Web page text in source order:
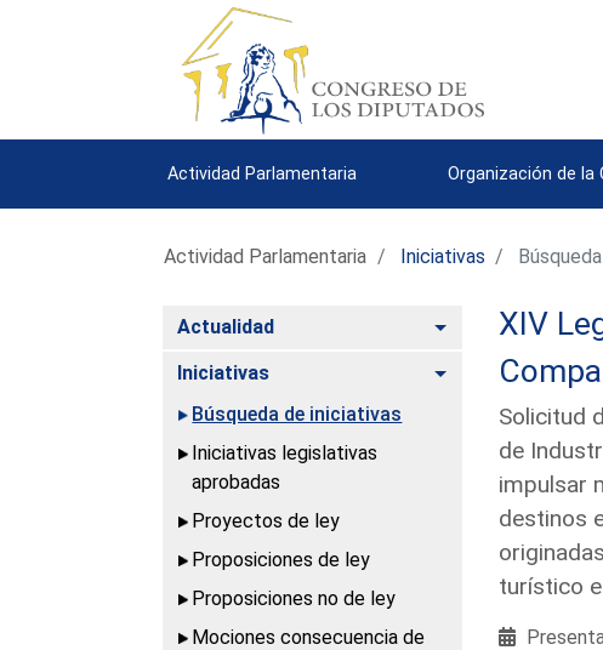
Actividad Parlamentaria Organización de la
Actividad Parlamentaria Iniciativas
Actualidad Alternar
Iniciativas
Alternar
Búsqueda de iniciativas
Iniciativas legislativas
aprobadas
Proyectos de ley
Proposiciones de ley
Proposiciones no de ley
Mociones consecuencia de
XIV
Solicitud
de
impulsar
destinos
turístico